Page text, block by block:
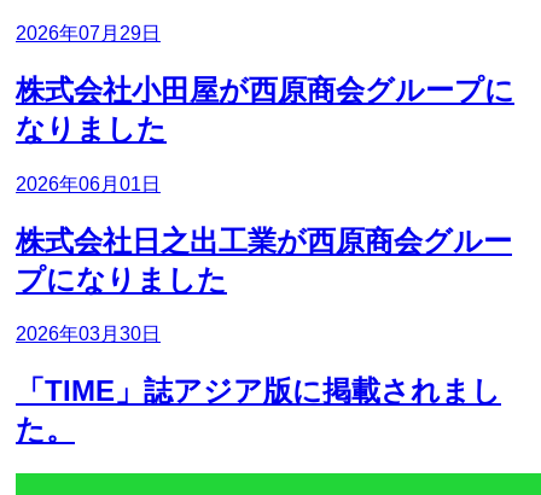
2026年07月29日
株式会社小田屋が西原商会グループに
なりました
2026年06月01日
株式会社日之出工業が西原商会グルー
プになりました
2026年03月30日
「TIME」誌アジア版に掲載されまし
た。